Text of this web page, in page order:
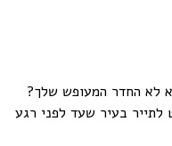
לא החדר המעופש שלך?
לתייר בעיר שעד לפני רגע